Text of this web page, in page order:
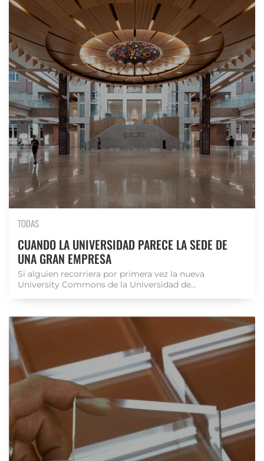
TODAS
CUANDO LA UNIVERSIDAD PARECE LA SEDE DE
UNA GRAN EMPRESA
Si alguien recorriera por primera vez la nueva
University Commons de la Universidad de...